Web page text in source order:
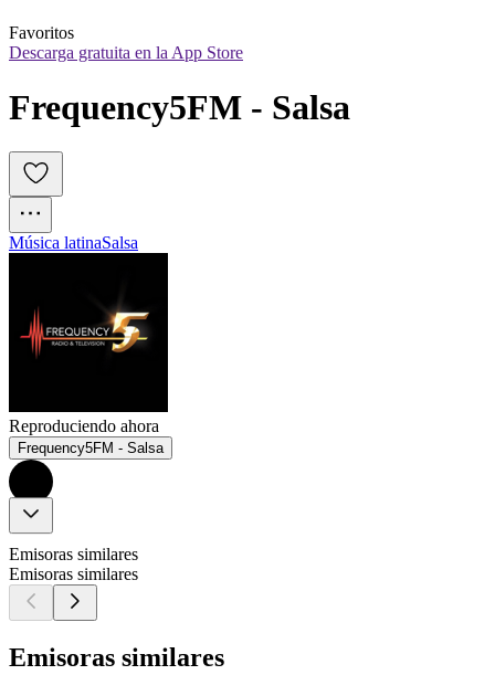
Favoritos
Descarga gratuita en la App Store
Frequency5FM - Salsa
Música latinaSalsa
Reproduciendo ahora
Frequency5FM - Salsa
Emisoras similares
Emisoras similares
Emisoras similares